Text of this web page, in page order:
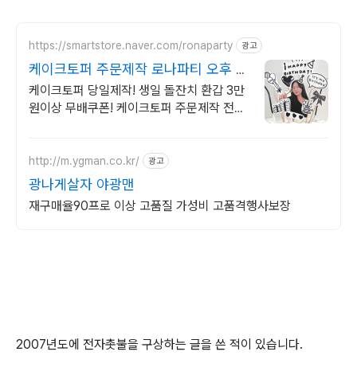
https://smartstore.naver.com/ronaparty 광고
케이크토퍼 주문제작 로나파티 오후 4
시전 주문시 당일출고
케이크토퍼 당일제작! 생일 돌잔치 환갑 3만
원이상 무배쿠폰! 케이크토퍼 주문제작 전문!
http://m.ygman.co.kr/ 광고
광나게살자 야광맨
재구매율90프로 이상 고품질 가성비 고품격행사보장
2007년도에 전자촛불을 구상하는 글을 쓴 적이 있습니다.